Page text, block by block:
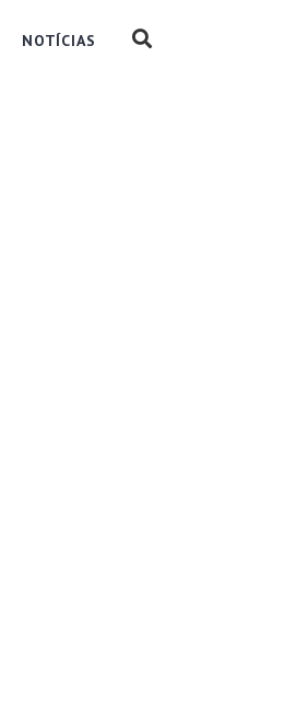
NOTÍCIAS